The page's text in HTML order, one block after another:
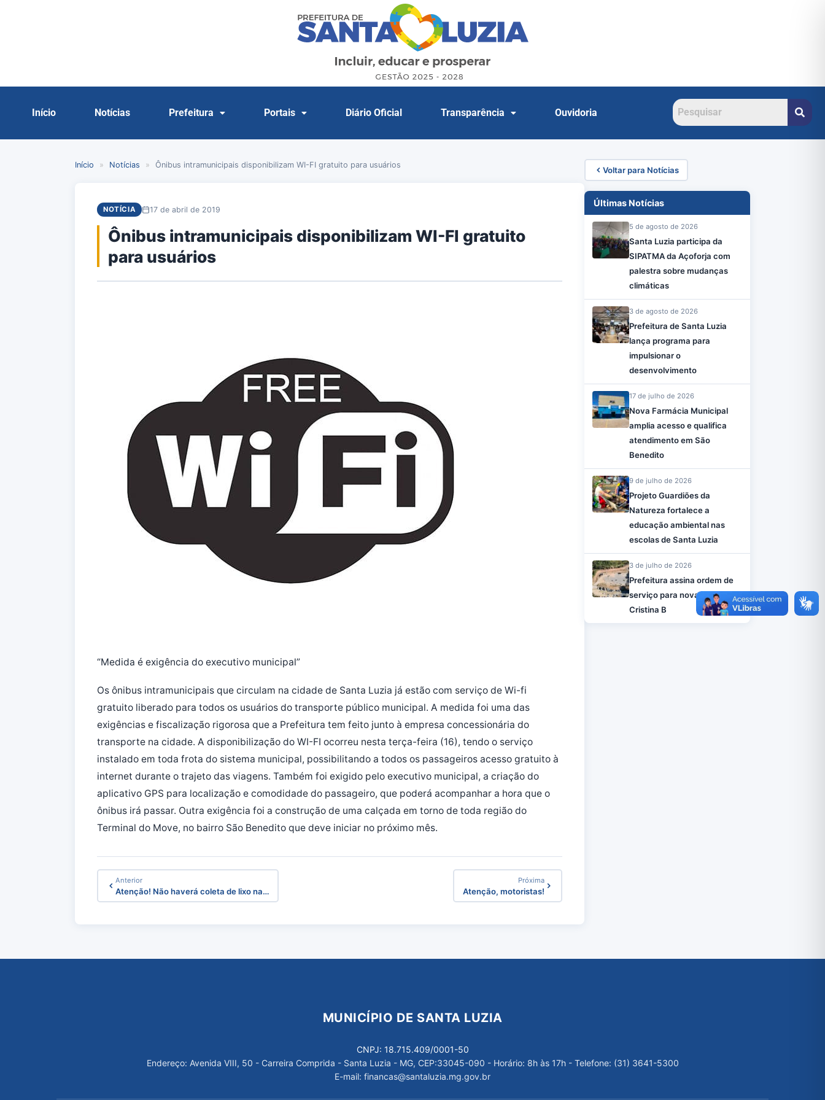
Início Notícias Prefeitura Portais Diário Oficial Transparência Ouvidoria
Início » Notícias » Ônibus intramunicipais disponibilizam WI-FI gratuito para usuários
NOTÍCIA 17 de abril de 2019
Ônibus intramunicipais disponibilizam WI-FI gratuito
para usuários
“Medida é exigência do executivo municipal”
Os ônibus intramunicipais que circulam na cidade de Santa Luzia já estão com serviço de Wi-fi
gratuito liberado para todos os usuários do transporte público municipal. A medida foi uma das
exigências e fiscalização rigorosa que a Prefeitura tem feito junto à empresa concessionária do
transporte na cidade. A disponibilização do WI-FI ocorreu nesta terça-feira (16), tendo o serviço
instalado em toda frota do sistema municipal, possibilitando a todos os passageiros acesso gratuito à
internet durante o trajeto das viagens. Também foi exigido pelo executivo municipal, a criação do
aplicativo GPS para localização e comodidade do passageiro, que poderá acompanhar a hora que o
ônibus irá passar. Outra exigência foi a construção de uma calçada em torno de toda região do
Terminal do Move, no bairro São Benedito que deve iniciar no próximo mês.
Anterior
Atenção! Não haverá coleta de lixo na…
Próxima
Atenção, motoristas!
Voltar para Notícias
Últimas Notícias
5 de agosto de 2026
Santa Luzia participa da
SIPATMA da Açoforja com
palestra sobre mudanças
climáticas
3 de agosto de 2026
Prefeitura de Santa Luzia
lança programa para
impulsionar o
desenvolvimento
17 de julho de 2026
Nova Farmácia Municipal
amplia acesso e qualifica
atendimento em São
Benedito
9 de julho de 2026
Projeto Guardiões da
Natureza fortalece a
educação ambiental nas
escolas de Santa Luzia
3 de julho de 2026
Prefeitura assina ordem de
serviço para nova UBS no
Cristina B
MUNICÍPIO DE SANTA LUZIA
CNPJ: 18.715.409/0001-50
Endereço: Avenida VIII, 50 - Carreira Comprida - Santa Luzia - MG, CEP:33045-090 - Horário: 8h às 17h - Telefone: (31) 3641-5300
E-mail: financas@santaluzia.mg.gov.br